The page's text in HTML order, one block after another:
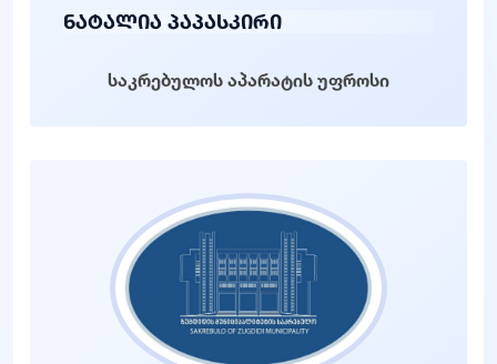
ნატალია პაპასკირი
საკრებულოს აპარატის უფროსი